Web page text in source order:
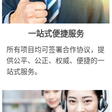
一站式便捷服务
所有项目均可签署合作协议，提
供公平、公正、权威、便捷的一
站式服务。